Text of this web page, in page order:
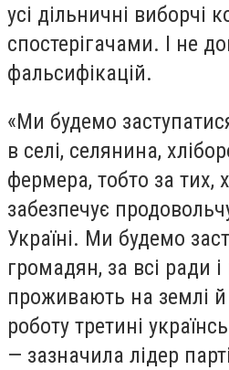
усі дільничні виборчі
спостерігачами. І не
фальсифікацій.
«Ми будемо
в селі, селянина,
фермера, тобто за тих,
забезпечує
Україні. Ми будемо
громадян, за всі ради
проживають на землі
роботу третині
— зазначила лідер